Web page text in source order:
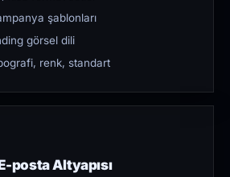
şablonları
görsel dili
renk, standart
posta Altyapısı